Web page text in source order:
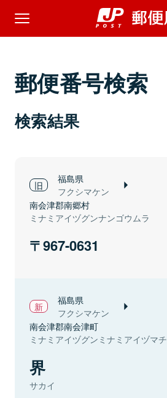
郵便番号検索
検索結果
福島県
フクシマケン
南会津郡南郷村
ミナミアイヅグンナンゴウムラ
967-0631
福島県
フクシマケン
南会津郡南会津町
ミナミアイヅグンミナミアイヅマチ
界
サカイ